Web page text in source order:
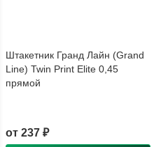
Штакетник Гранд Лайн (Grand
Line) Twin Print Elite 0,45
прямой
от 237 ₽